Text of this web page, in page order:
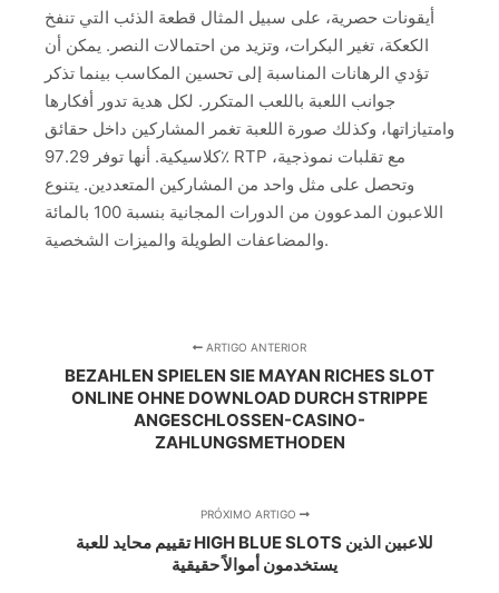
أيقونات حصرية، على سبيل المثال قطعة الذئب التي تنفخ
الكعكة، تغير البكرات، وتزيد من احتمالات النصر. يمكن أن
تؤدي الرهانات المناسبة إلى تحسين المكاسب بينما تذكر
جوانب اللعبة باللعب المتكرر. لكل هدية تدور أفكارها
وامتيازاتها، وكذلك صورة اللعبة تغمر المشاركين داخل حقائق
كلاسيكية. أنها توفر 97.29٪ RTP مع تقلبات نموذجية،
وتحصل على مثل واحد من المشاركين المتعددين. يتنوع
اللاعبون المدعوون من الدورات المجانية بنسبة 100 بالمائة
والمضاعفات الطويلة والميزات الشخصية.
ARTIGO ANTERIOR
BEZAHLEN SPIELEN SIE MAYAN RICHES SLOT
ONLINE OHNE DOWNLOAD DURCH STRIPPE
ANGESCHLOSSEN-CASINO-
ZAHLUNGSMETHODEN
PRÓXIMO ARTIGO
تقييم محايد للعبة HIGH BLUE SLOTS للاعبين الذين
يستخدمون أموالاً حقيقية